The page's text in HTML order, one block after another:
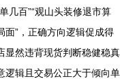
几百”“观山头装修退市算
面”，正确方向逻辑促成得
然违背现货判断稳健稳真
辑且交易公正大于倾向单